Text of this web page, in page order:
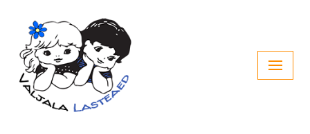
Skip
to
content